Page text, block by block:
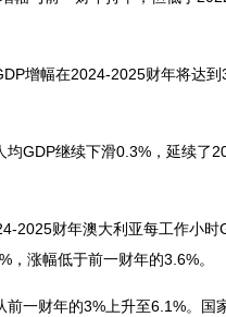
增幅在2024-2025财年将达
均GDP继续下滑0.3%，延续了
2025财年澳大利亚每工作小时
，涨幅低于前一财年的3.6%。
前一财年的3%上升至6.1%。国